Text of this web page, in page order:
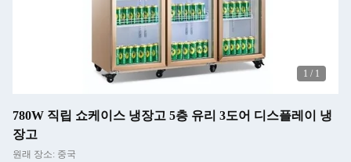
1 / 1
780W 직립 쇼케이스 냉장고 5층 유리 3도어 디스플레이 냉
장고
원래 장소: 중국